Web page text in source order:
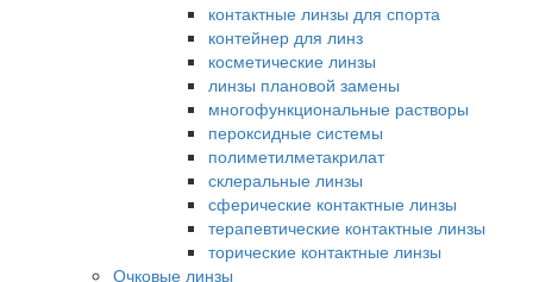
контактные линзы для спорта
контейнер для линз
косметические линзы
линзы плановой замены
многофункциональные растворы
пероксидные системы
полиметилметакрилат
склеральные линзы
сферические контактные линзы
терапевтические контактные линзы
торические контактные линзы
Очковые линзы